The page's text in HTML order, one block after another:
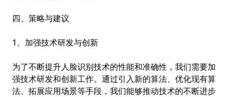
四、策略与建议
1、加强技术研发与创新
为了不断提升人脸识别技术的性能和准确性，我们需要加
强技术研发和创新工作。通过引入新的算法、优化现有算
法、拓展应用场景等手段，我们能够推动技术的不断进步